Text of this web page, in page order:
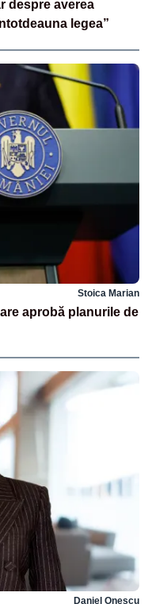
despre averea
legea”
Stoica Marian
aprobă planurile de
Daniel Onescu